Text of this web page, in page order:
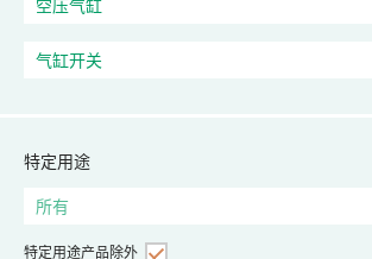
特定用途
特定用途产品除外